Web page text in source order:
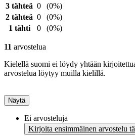
3 tähteä 0
(0%)
2 tähteä 0
(0%)
1 tähti
0 (0%)
11 arvostelua
Kielellä suomi ei löydy yhtään
arvostelua löytyy muilla kielillä.
Näytä
Ei arvosteluja
Kirjoita ensimmäinen arvostelu